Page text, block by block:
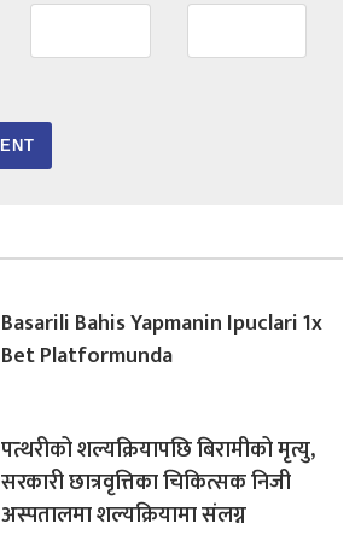
Basarili Bahis Yapmanin Ipuclari 1x
Bet Platformunda
पत्थरीको शल्यक्रियापछि बिरामीको मृत्यु,
सरकारी छात्रवृत्तिका चिकित्सक निजी
अस्पतालमा शल्यक्रियामा संलग्न